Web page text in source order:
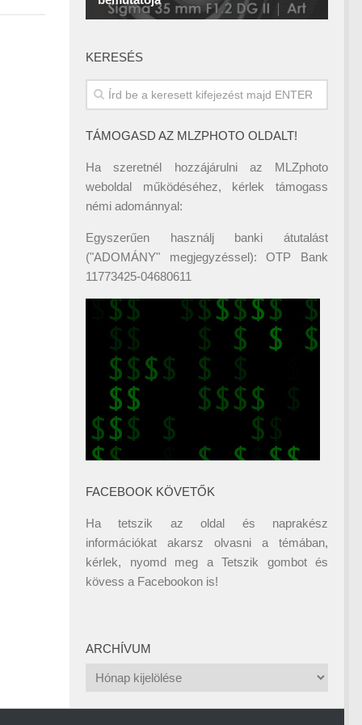
KERESÉS
TÁMOGASD AZ MLZPHOTO OLDALT!
Ha szeretnél hozzájárulni az MLZphoto
weboldal működéséhez, kérlek támogass
némi adománnyal:
Egyszerűen használj banki átutalást
("ADOMÁNY" megjegyzéssel): OTP Bank
11773425-04680611
FACEBOOK KÖVETŐK
Ha tetszik az oldal és naprakész
információkat akarsz olvasni a témában,
kérlek, nyomd meg a Tetszik gombot és
kövess a Facebookon is!
ARCHÍVUM
Archívum